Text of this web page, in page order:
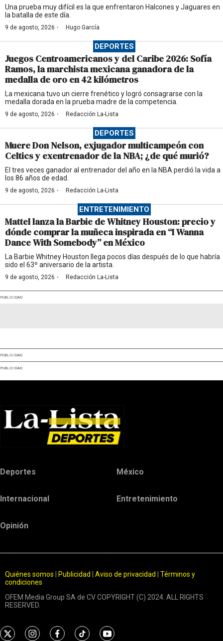
Una prueba muy difícil es la que enfrentaron Halcones y Jaguares en
la batalla de este día.
9 de agosto, 2026 · Hugo García
DEPORTES
Juegos Centroamericanos y del Caribe 2026: Sofía
Ramos, la marchista mexicana ganadora de la
medalla de oro en 42 kilómetros
La mexicana tuvo un cierre frenético y logró consagrarse con la
medalla dorada en la prueba madre de la competencia.
9 de agosto, 2026 · Redacción La-Lista
DEPORTES
Muere Don Nelson, exjugador multicampeón con
Celtics y exentrenador de la NBA; ¿de qué murió?
El tres veces ganador al entrenador del año en la NBA perdió la vida a
los 86 años de edad.
9 de agosto, 2026 · Redacción La-Lista
ENTRETENIMIENTO
Mattel lanza la Barbie de Whitney Houston: precio y
dónde comprar la muñeca inspirada en “I Wanna
Dance With Somebody” en México
La Barbie Whitney Houston llega pocos días después de lo que habría
sido el 63º aniversario de la artista.
9 de agosto, 2026 · Redacción La-Lista
PUBLICIDAD
PUBLICIDAD
PUBLICIDAD
Deportes México
Internacional Entretenimiento
Opinión
Quiénes somos Publicidad Aviso de privacidad
Términos y
condiciones
OFEM Media Group SA de CV COPYRIGHT (C) 2024. ALL RIGHTS
RESERVED.
t i f t y